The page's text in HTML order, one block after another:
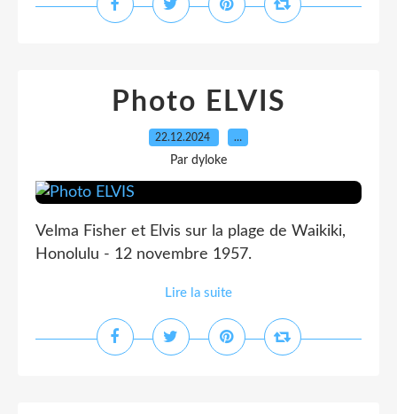
Photo ELVIS
22.12.2024 …
Par dyloke
Velma Fisher et Elvis sur la plage de Waikiki,
Honolulu - 12 novembre 1957.
Lire la suite